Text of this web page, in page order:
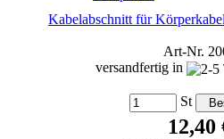
Kabelabschnitt für
Art-Nr.
versandfertig in
St
12,40